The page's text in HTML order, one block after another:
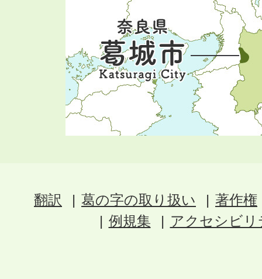
翻訳 葛の字の取り扱い
著作権
例規集
アクセシビ